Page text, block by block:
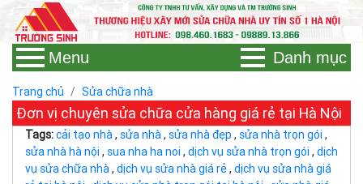
Danh mục
Menu
Trang chủ Sửa chữa nhà
Đơn vị chuyên sửa chữa cửa hàng giá rẻ tại Hà Nội
Tags:cải tạo nhà, sửa nhà, sửa nhà đẹp , sửa nhà trọn gói ,
sửa nhà hà nội , sua nha ha noi , dịch vụ sửa nhà trọn gói , dịch
vụ sửa chữa nhà, dịch vụ sửa nhà giá rẻ, dịch vụ sửa nhà giá